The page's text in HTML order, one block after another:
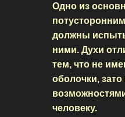
Одно из
должны
ними. Духи
тем, что не
оболочки,
человеку.